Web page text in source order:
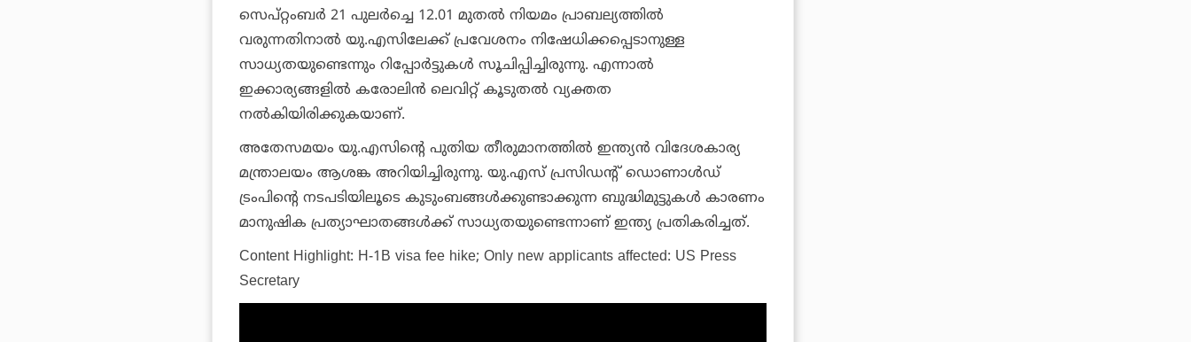
സെപ്റ്റംബര്‍ 21 പുലര്‍ച്ചെ 12.01 മുതല്‍ നിയമം പ്രാബല്യത്തില്‍
വരുന്നതിനാല്‍ യു.എസിലേക്ക് പ്രവേശനം നിഷേധിക്കപ്പെടാനുള്ള
സാധ്യതയുണ്ടെന്നും റിപ്പോര്‍ട്ടുകള്‍ സൂചിപ്പിച്ചിരുന്നു. എന്നാല്‍
ഇക്കാര്യങ്ങളില്‍ കരോലിന്‍ ലെവിറ്റ് കൂടുതല്‍ വ്യക്തത
നല്‍കിയിരിക്കുകയാണ്.
അതേസമയം യു.എസിന്റെ പുതിയ തീരുമാനത്തില്‍ ഇന്ത്യന്‍ വിദേശകാര്യ
മന്ത്രാലയം ആശങ്ക അറിയിച്ചിരുന്നു. യു.എസ് പ്രസിഡന്റ് ഡൊണാള്‍ഡ്
ട്രംപിന്റെ നടപടിയിലൂടെ കുടുംബങ്ങള്‍ക്കുണ്ടാക്കുന്ന ബുദ്ധിമുട്ടുകള്‍ കാരണം
മാനുഷിക പ്രത്യാഘാതങ്ങള്‍ക്ക് സാധ്യതയുണ്ടെന്നാണ് ഇന്ത്യ പ്രതികരിച്ചത്.
Content Highlight: H-1B visa fee hike; Only new applicants affected: US Press
Secretary